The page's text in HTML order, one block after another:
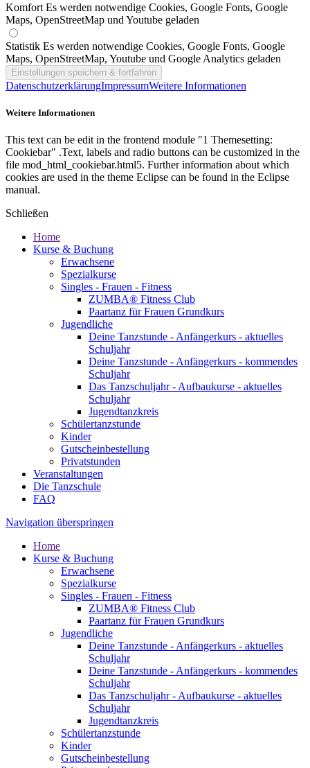
Komfort Es werden notwendige Cookies, Google Fonts, Google
Maps, OpenStreetMap und Youtube geladen
Statistik Es werden notwendige Cookies, Google Fonts, Google
Maps, OpenStreetMap, Youtube und Google Analytics geladen
DatenschutzerklärungImpressumWeitere Informationen
Weitere Informationen
This text can be edit in the frontend module "1 Themesetting:
Cookiebar" .Text, labels and radio buttons can be customized in the
file mod_html_cookiebar.html5. Further information about which
cookies are used in the theme Eclipse can be found in the Eclipse
manual.
Schließen
Home
Kurse & Buchung
Erwachsene
Spezialkurse
Singles - Frauen - Fitness
ZUMBA® Fitness Club
Paartanz für Frauen Grundkurs
Jugendliche
Deine Tanzstunde - Anfängerkurs - aktuelles
Schuljahr
Deine Tanzstunde - Anfängerkurs - kommendes
Schuljahr
Das Tanzschuljahr - Aufbaukurse - aktuelles
Schuljahr
Jugendtanzkreis
Schülertanzstunde
Kinder
Gutscheinbestellung
Privatstunden
Veranstaltungen
Die Tanzschule
FAQ
Navigation überspringen
Home
Kurse & Buchung
Erwachsene
Spezialkurse
Singles - Frauen - Fitness
ZUMBA® Fitness Club
Paartanz für Frauen Grundkurs
Jugendliche
Deine Tanzstunde - Anfängerkurs - aktuelles
Schuljahr
Deine Tanzstunde - Anfängerkurs - kommendes
Schuljahr
Das Tanzschuljahr - Aufbaukurse - aktuelles
Schuljahr
Jugendtanzkreis
Schülertanzstunde
Kinder
Gutscheinbestellung